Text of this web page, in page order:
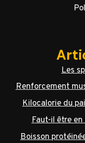
Les
Renforcement
Kilocalorie du
Faut-il être
Boisson